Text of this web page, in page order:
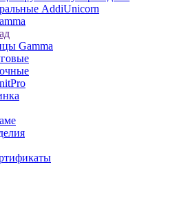
AddiUnicorn
Gamma